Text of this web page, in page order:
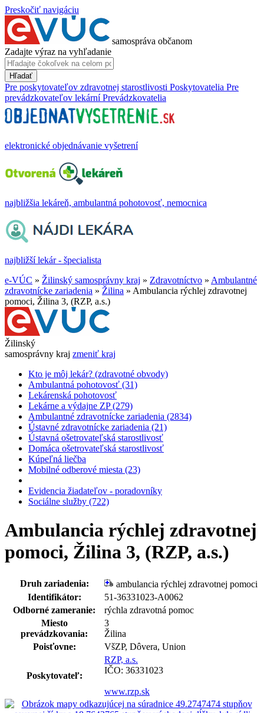
Preskočiť navigáciu
samospráva občanom
Zadajte výraz na vyhľadanie
Hľadať
Pre poskytovateľov zdravotnej starostlivosti Poskytovatelia Pre
prevádzkovateľov lekární Prevádzkovatelia
elektronické objednávanie vyšetrení
najbližšia lekáreň, ambulantná pohotovosť, nemocnica
najbližší lekár - špecialista
e-VÚC » Žilinský samosprávny kraj » Zdravotníctvo » Ambulantné
zdravotnícke zariadenia » Žilina » Ambulancia rýchlej zdravotnej
pomoci, Žilina 3, (RZP, a.s.)
Žilinský
samosprávny kraj zmeniť kraj
Kto je môj lekár? (zdravotné obvody)
Ambulantná pohotovosť (31)
Lekárenská pohotovosť
Lekárne a výdajne ZP (279)
Ambulantné zdravotnícke zariadenia (2834)
Ústavné zdravotnícke zariadenia (21)
Ústavná ošetrovateľská starostlivosť
Domáca ošetrovateľská starostlivosť
Kúpeľná liečba
Mobilné odberové miesta (23)
Evidencia žiadateľov - poradovníky
Sociálne služby (722)
Ambulancia rýchlej zdravotnej
pomoci, Žilina 3, (RZP, a.s.)
Druh zariadenia:
ambulancia rýchlej zdravotnej pomoci
Identifikátor:
51-36331023-A0062
Odborné zameranie:
rýchla zdravotná pomoc
Miesto
prevádzkovania:
3
Žilina
Poisťovne:
VšZP, Dôvera, Union
Poskytovateľ:
RZP, a.s.
IČO: 36331023
www.rzp.sk